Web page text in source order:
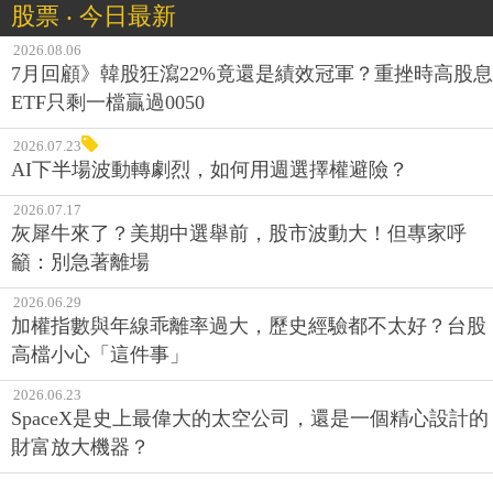
股票 ‧ 今日最新
2026.08.06
7月回顧》韓股狂瀉22%竟還是績效冠軍？重挫時高股息
ETF只剩一檔贏過0050
2026.07.23
AI下半場波動轉劇烈，如何用週選擇權避險？
2026.07.17
灰犀牛來了？美期中選舉前，股市波動大！但專家呼
籲：別急著離場
2026.06.29
加權指數與年線乖離率過大，歷史經驗都不太好？台股
高檔小心「這件事」
2026.06.23
SpaceX是史上最偉大的太空公司，還是一個精心設計的
財富放大機器？